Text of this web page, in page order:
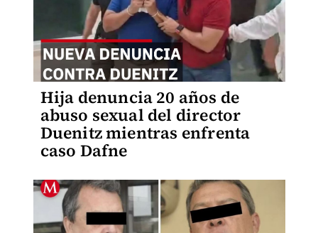
Hija denuncia 20 años de
abuso sexual del director
Duenitz mientras enfrenta
caso Dafne